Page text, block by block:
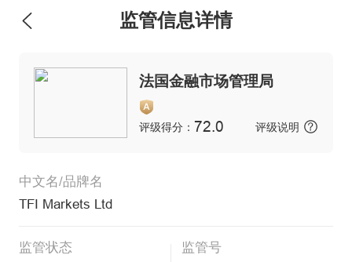
监管信息详情
法国金融市场管理局
评级得分： 72.0 评级说明
中文名/品牌名
TFI Markets Ltd
监管状态
监管号